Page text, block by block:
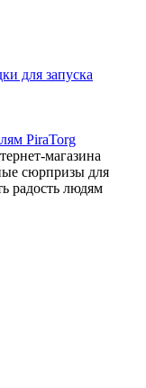
для запуска
PiraTorg
магазина
сюрпризы для
радость людям